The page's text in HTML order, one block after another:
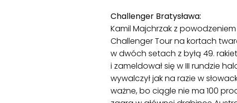
Challenger Bratysława:
Kamil Majchrzak z
Challenger Tour na kortach
w dwóch setach z byłą 49.
i zameldował się w III rundzie
wywalczył jak na razie w
ważne, bo ciągle nie ma 100